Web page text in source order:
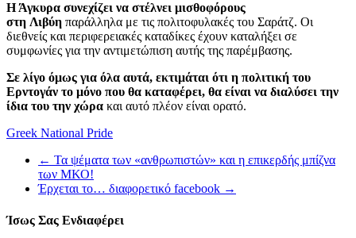
Η Άγκυρα συνεχίζει να στέλνει μισθοφόρους
στη Λιβύη παράλληλα με τις πολιτοφυλακές του Σαράτζ. Οι
διεθνείς και περιφερειακές καταδίκες έχουν καταλήξει σε
συμφωνίες για την αντιμετώπιση αυτής της παρέμβασης.
Σε λίγο όμως για όλα αυτά, εκτιμάται ότι η πολιτική του
Ερντογάν το μόνο που θα καταφέρει, θα είναι να διαλύσει την
ίδια του την χώρα και αυτό πλέον είναι ορατό.
Greek National Pride
← Τα ψέματα των «ανθρωπιστών» και η επικερδής μπίζνα
των ΜΚΟ!
Έρχεται το… διαφορετικό facebook →
Ίσως Σας Ενδιαφέρει